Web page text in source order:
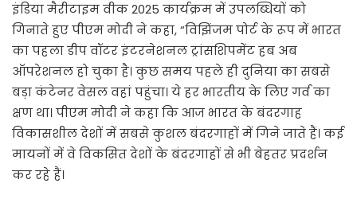
इंडिया मैरीटाइम वीक 2025 कार्यक्रम में उपलब्धियों को
गिनाते हुए पीएम मोदी ने कहा, “विझिंजम पोर्ट के रूप में भारत
का पहला डीप वॉटर इंटरनेशनल ट्रांसशिपमेंट हब अब
ऑपरेशनल हो चुका है। कुछ समय पहले ही दुनिया का सबसे
बड़ा कंटेनर वेसल वहां पहुंचा। ये हर भारतीय के लिए गर्व का
क्षण था। पीएम मोदी ने कहा कि आज भारत के बंदरगाह
विकासशील देशों में सबसे कुशल बंदरगाहों में गिने जाते हैं। कई
मायनों में वे विकसित देशों के बंदरगाहों से भी बेहतर प्रदर्शन
कर रहे हैं।